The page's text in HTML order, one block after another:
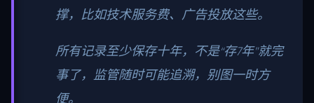
撑，比如技术服务费、广告投放这些。
所有记录至少保存十年，不是“存7年”就完
事了，监管随时可能追溯，别图一时方
便。